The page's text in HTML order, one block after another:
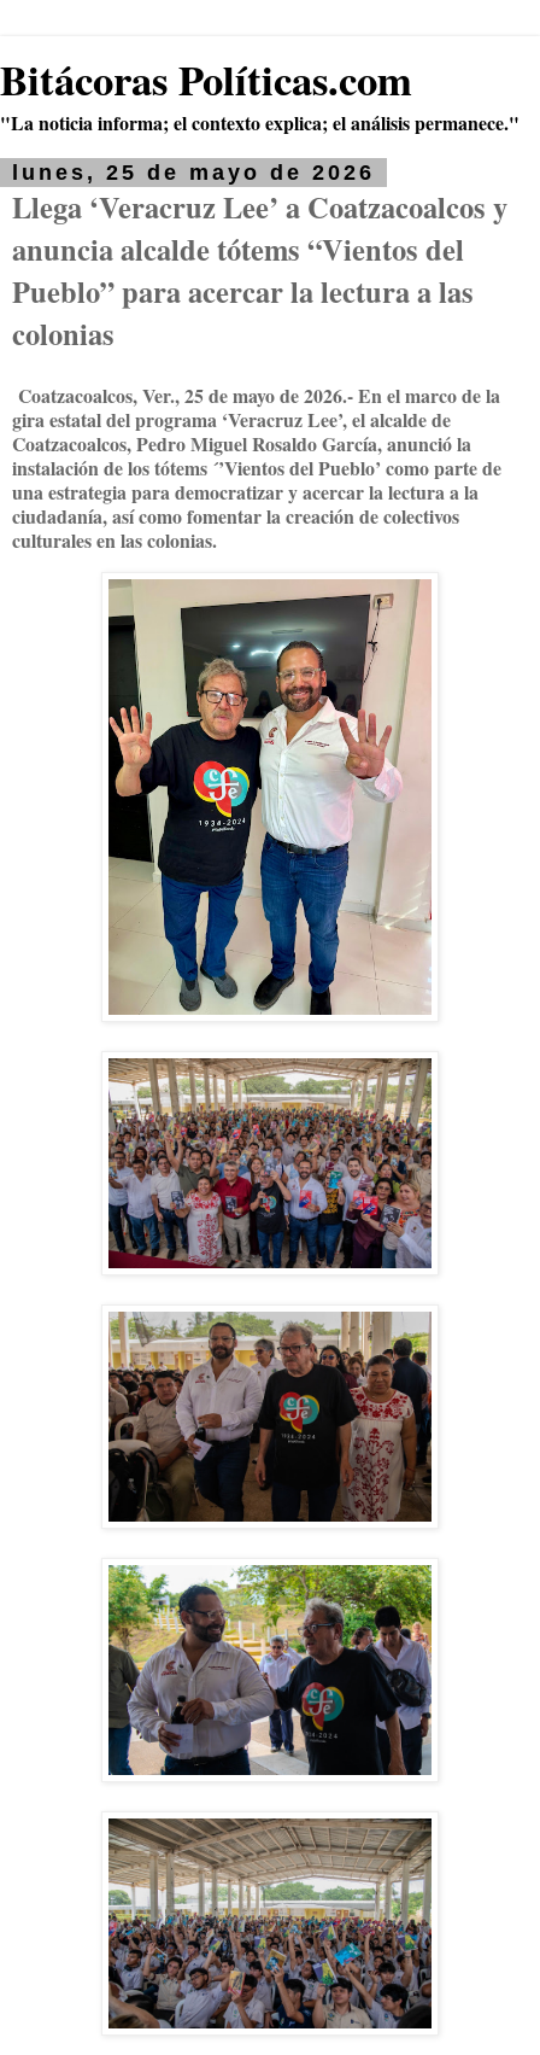
Bitácoras Políticas.com
"La noticia informa; el contexto explica; el análisis permanece."
lunes, 25 de mayo de 2026
Llega ‘Veracruz Lee’ a Coatzacoalcos y
anuncia alcalde tótems “Vientos del
Pueblo” para acercar la lectura a las
colonias
Coatzacoalcos, Ver., 25 de mayo de 2026.- En el marco de la
gira estatal del programa ‘Veracruz Lee’, el alcalde de
Coatzacoalcos, Pedro Miguel Rosaldo García, anunció la
instalación de los tótems ´’Vientos del Pueblo’ como parte de
una estrategia para democratizar y acercar la lectura a la
ciudadanía, así como fomentar la creación de colectivos
culturales en las colonias.